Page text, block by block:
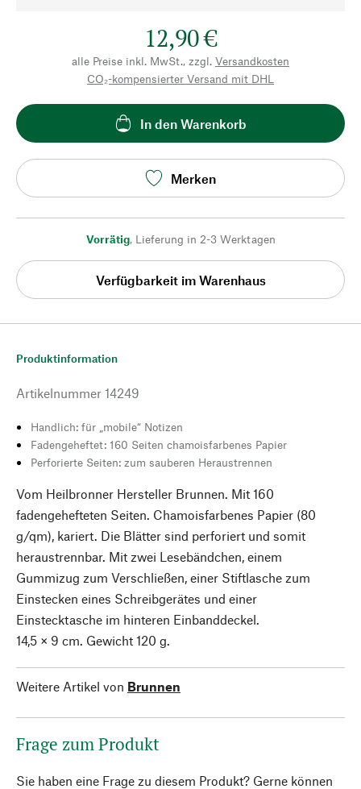
12,90 €
alle Preise inkl. MwSt., zzgl. Versandkosten
CO₂-kompensierter Versand mit DHL
In den Warenkorb
Merken
Vorrätig, Lieferung in 2-3 Werktagen
Verfügbarkeit im Warenhaus
Produktinformation
Artikelnummer 14249
Handlich: für „mobile“ Notizen
Fadengeheftet: 160 Seiten chamoisfarbenes Papier
Perforierte Seiten: zum sauberen Heraustrennen
Vom Heilbronner Hersteller Brunnen. Mit 160
fadengehefteten Seiten. Chamoisfarbenes Papier (80
g/qm), kariert. Die Blätter sind perforiert und somit
heraustrennbar. Mit zwei Lesebändchen, einem
Gummizug zum Verschließen, einer Stiftlasche zum
Einstecken eines Schreibgerätes und einer
Einstecktasche im hinteren Einbanddeckel.
14,5 × 9 cm. Gewicht 120 g.
Weitere Artikel von Brunnen
Frage zum Produkt
Sie haben eine Frage zu diesem Produkt? Gerne können